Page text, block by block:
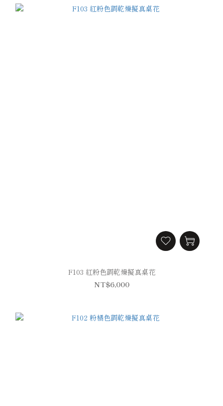
F103 紅粉色調乾燥擬真桌花
NT$6,000